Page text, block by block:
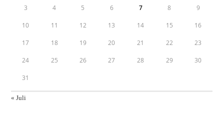
3 4 5 6 7 8 9
10 11 12 13 14 15 16
17 18 19 20 21 22 23
24 25 26 27 28 29 30
31
« Juli